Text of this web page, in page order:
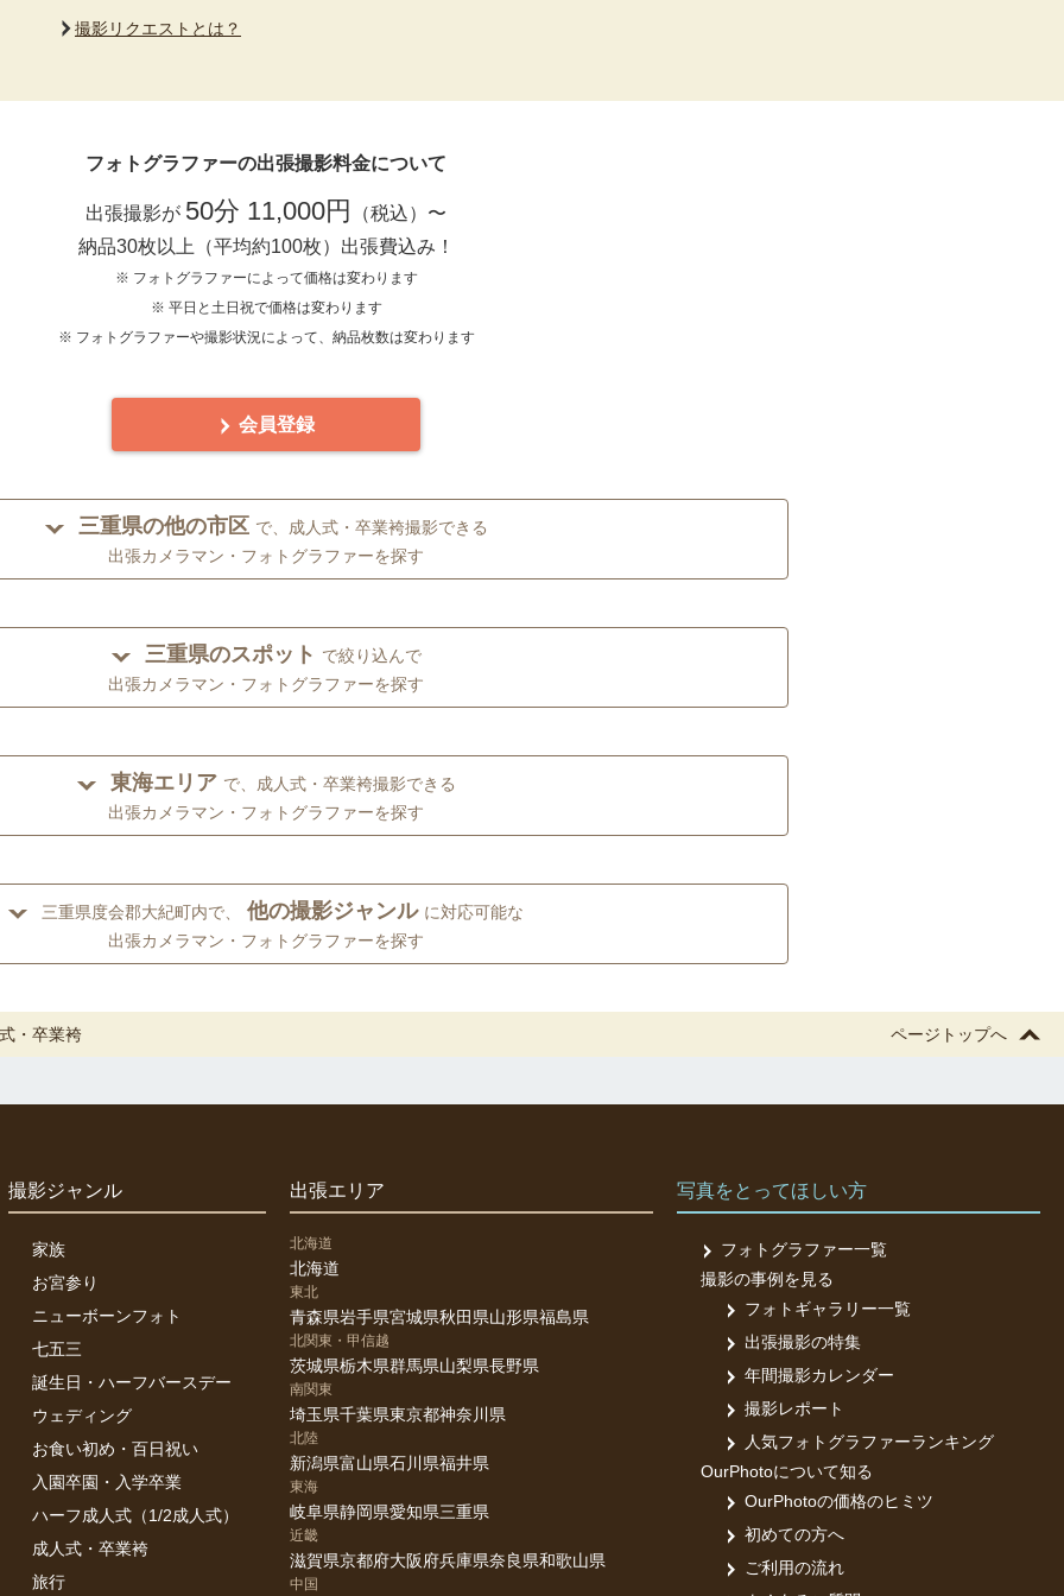
撮影リクエストとは？
フォトグラファーの出張撮影料金について
出張撮影が 50分 11,000円
（税込）〜
納品30枚以上（平均約100枚）出張費込み！
※ フォトグラファーによって価格は変わります
※ 平日と土日祝で価格は変わります
※ フォトグラファーや撮影状況によって、納品枚数は変わります
会員登録
三重県の他の市区 で、成人式・卒業袴撮影できる
出張カメラマン・フォトグラファーを探す
三重県のスポット で絞り込んで
出張カメラマン・フォトグラファーを探す
東海エリア で、成人式・卒業袴撮影できる
出張カメラマン・フォトグラファーを探す
三重県度会郡大紀町内で、 他の撮影ジャンル に対応可能な
出張カメラマン・フォトグラファーを探す
・卒業袴 ページトップへ
撮影ジャンル
家族
お宮参り
ニューボーンフォト
七五三
誕生日・ハーフバースデー
ウェディング
お食い初め・百日祝い
入園卒園・入学卒業
ハーフ成人式（1/2成人式）
成人式・卒業袴
旅行
出張エリア
北海道
北海道
東北
青森県岩手県宮城県秋田県山形県福島県
北関東・甲信越
茨城県栃木県群馬県山梨県長野県
南関東
埼玉県千葉県東京都神奈川県
北陸
新潟県富山県石川県福井県
東海
岐阜県静岡県愛知県三重県
近畿
滋賀県京都府大阪府兵庫県奈良県和歌山県
中国
写真をとってほしい方
フォトグラファー一覧
撮影の事例を見る
フォトギャラリー一覧
出張撮影の特集
年間撮影カレンダー
撮影レポート
人気フォトグラファーランキング
OurPhotoについて知る
OurPhotoの価格のヒミツ
初めての方へ
ご利用の流れ